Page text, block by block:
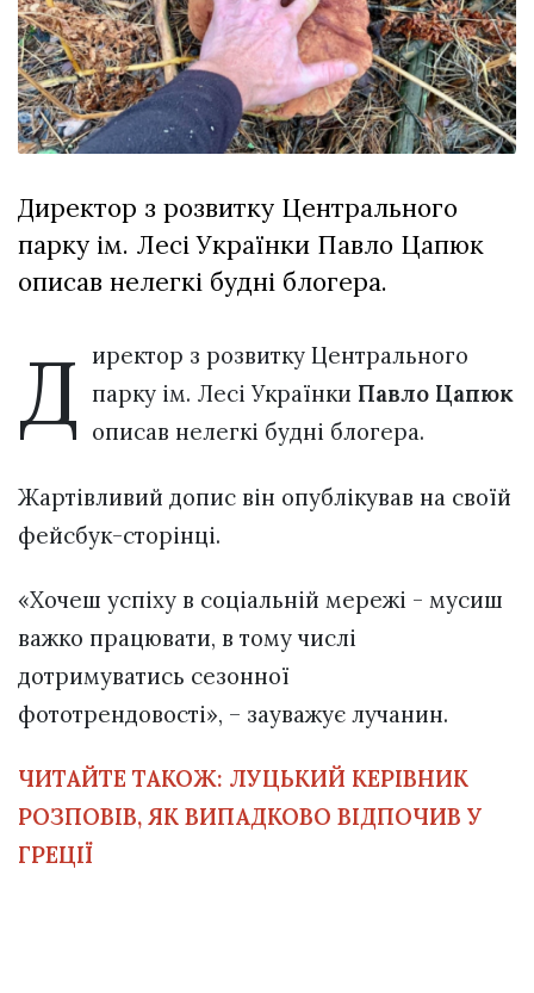
залишив у
Луцьку
три...
27 Липня 2026
767 переглядів
Всі розділи
Лайф
Афіша
ZONE 18+
Політика конфіденційності
Директор з розвитку Центрального
парку ім. Лесі Українки Павло Цапюк
описав нелегкі будні блогера.
Д иректор з розвитку Центрального
парку ім. Лесі Українки Павло Цапюк
описав нелегкі будні блогера.
Жартівливий допис він опублікував на своїй
фейсбук-сторінці.
«Хочеш успіху в соціальній мережі - мусиш
важко працювати, в тому числі
дотримуватись сезонної
фототрендовості», – зауважує лучанин.
ЧИТАЙТЕ ТАКОЖ: ЛУЦЬКИЙ КЕРІВНИК
РОЗПОВІВ, ЯК ВИПАДКОВО ВІДПОЧИВ У
ГРЕЦІЇ